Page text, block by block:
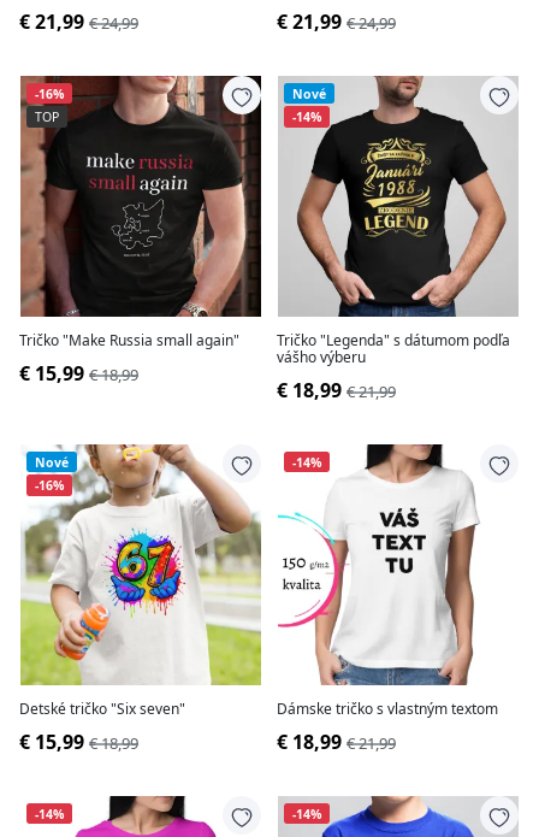
€ 21,99 € 24,99 € 21,99 € 24,99
-16%
TOP
Tričko "Make Russia small again"
€ 15,99 € 18,99
Nové
-14%
Tričko "Legenda" s dátumom podľa
vášho výberu
€ 18,99 € 21,99
Nové
-16%
Detské tričko "Six seven"
€ 15,99 € 18,99
-14%
Dámske tričko s vlastným textom
€ 18,99 € 21,99
-14% -14%